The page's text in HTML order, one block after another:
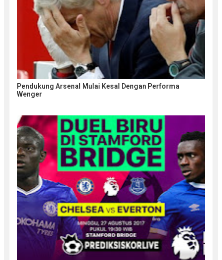
Pendukung Arsenal Mulai Kesal Dengan Performa
Wenger